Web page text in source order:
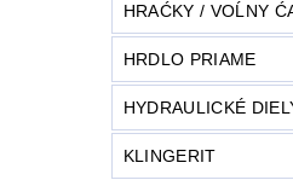
HRAĆKY / VOĹNY
HRDLO PRIAME
HYDRAULICKÉ
KLINGERIT